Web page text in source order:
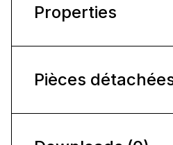
Properties
Pièces